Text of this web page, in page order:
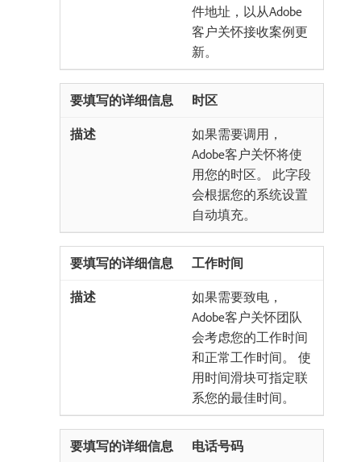
件地址，以从Adobe
客户关怀接收案例更
新。
时区
如果需要调用，
Adobe客户关怀将使
用您的时区。 此字段
会根据您的系统设置
自动填充。
工作时间
如果需要致电，
Adobe客户关怀团队
会考虑您的工作时间
和正常工作时间。 使
用时间滑块可指定联
系您的最佳时间。
电话号码